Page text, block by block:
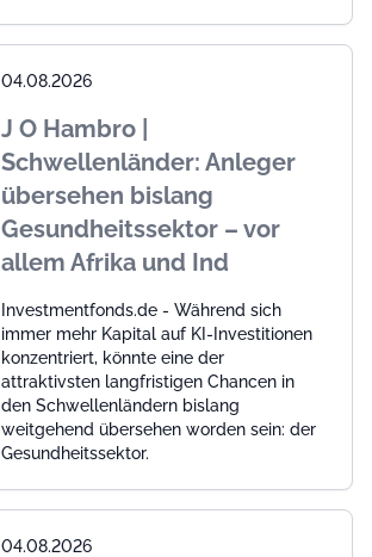
04.08.2026
J O Hambro |
Schwellenländer: Anleger
übersehen bislang
Gesundheitssektor – vor
allem Afrika und Ind
Investmentfonds.de - Während sich
immer mehr Kapital auf KI-Investitionen
konzentriert, könnte eine der
attraktivsten langfristigen Chancen in
den Schwellenländern bislang
weitgehend übersehen worden sein: der
Gesundheitssektor.
04.08.2026